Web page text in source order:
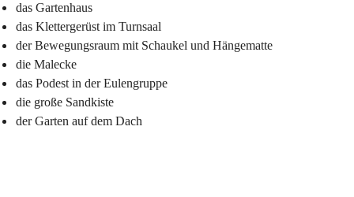
das Gartenhaus
das Klettergerüst im Turnsaal
der Bewegungsraum mit Schaukel und Hängematte
die Malecke
das Podest in der Eulengruppe
die große Sandkiste
der Garten auf dem Dach